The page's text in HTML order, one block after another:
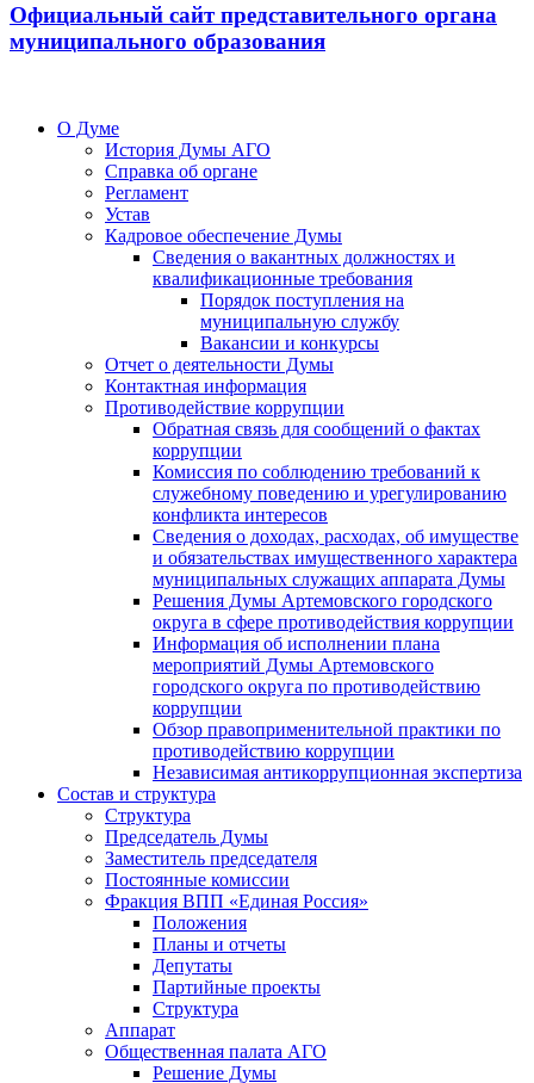
Официальный сайт представительного органа
муниципального образования
О Думе
История Думы АГО
Справка об органе
Регламент
Устав
Кадровое обеспечение Думы
Сведения о вакантных должностях и
квалификационные требования
Порядок поступления на
муниципальную службу
Вакансии и конкурсы
Отчет о деятельности Думы
Контактная информация
Противодействие коррупции
Обратная связь для сообщений о фактах
коррупции
Комиссия по соблюдению требований к
служебному поведению и урегулированию
конфликта интересов
Сведения о доходах, расходах, об имуществе
и обязательствах имущественного характера
муниципальных служащих аппарата Думы
Решения Думы Артемовского городского
округа в сфере противодействия коррупции
Информация об исполнении плана
мероприятий Думы Артемовского
городского округа по противодействию
коррупции
Обзор правоприменительной практики по
противодействию коррупции
Независимая антикоррупционная экспертиза
Состав и структура
Структура
Председатель Думы
Заместитель председателя
Постоянные комиссии
Фракция ВПП «Единая Россия»
Положения
Планы и отчеты
Депутаты
Партийные проекты
Структура
Аппарат
Общественная палата АГО
Решение Думы